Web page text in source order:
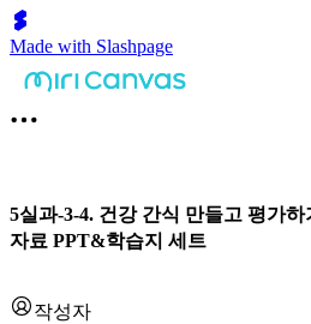
Made with Slashpage
5실과-3-4. 건강 간식 만들고 평가
자료 PPT&학습지 세트
작성자